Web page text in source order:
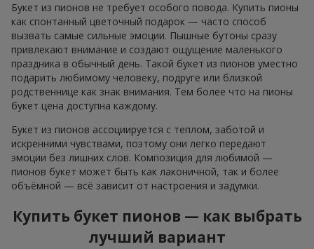
Букет из пионов не требует особого повода. Купить пионы
как спонтанный цветочный подарок — часто способ
вызвать самые сильные эмоции. Пышные бутоны сразу
привлекают внимание и создают ощущение маленького
праздника в обычный день. Такой букет из пионов уместно
подарить любимому человеку, подруге или близкой
родственнице как знак внимания. Тем более что на пионы
букет цена доступна каждому.
Букет из пионов ассоциируется с теплом, заботой и
искренними чувствами, поэтому они легко передают
эмоции без лишних слов. Композиция для любимой —
пионов букет может быть как лаконичной, так и более
объёмной — всё зависит от настроения и задумки.
Купить букет пионов — как выбрать
лучший вариант